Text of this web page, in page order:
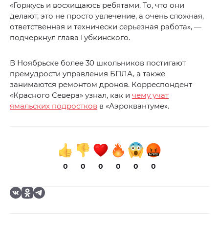
«Горжусь и восхищаюсь ребятами. То, что они
делают, это не просто увлечение, а очень сложная,
ответственная и технически серьезная работа», —
подчеркнул глава Губкинского.
В Ноябрьске более 30 школьников постигают
премудрости управления БПЛА, а также
занимаются ремонтом дронов. Корреспондент
«Красного Севера» узнал, как и чему учат
ямальских подростков в «Аэроквантуме».
0 0 0 0 0 0